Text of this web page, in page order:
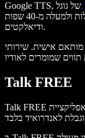
של גוגל
לאנדרואיד. ממיר טקסט לדיבור ב-220+ קולות ולמעלה מ-40 שפות
ודיאלקטים.
אישית. שירותי
Talk FREE
Talk FREE היא עוד אפליקציית TTS בגוגל פליי. מעבר להקראה, ניתן